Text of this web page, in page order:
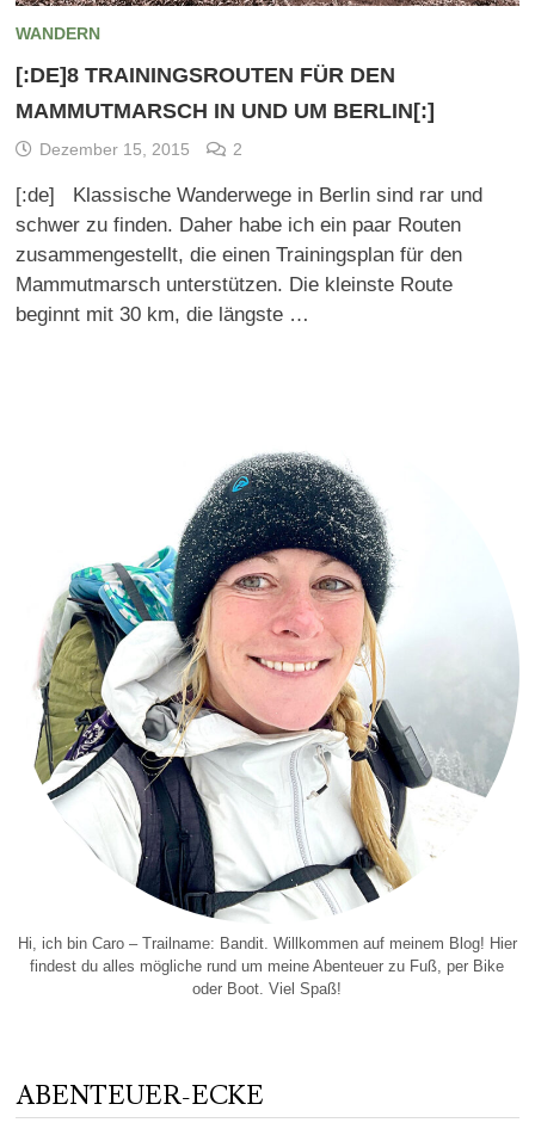
WANDERN
[:DE]8 TRAININGSROUTEN FÜR DEN
MAMMUTMARSCH IN UND UM BERLIN[:]
Dezember 15, 2015 2
[:de] Klassische Wanderwege in Berlin sind rar und
schwer zu finden. Daher habe ich ein paar Routen
zusammengestellt, die einen Trainingsplan für den
Mammutmarsch unterstützen. Die kleinste Route
beginnt mit 30 km, die längste …
Hi, ich bin Caro – Trailname: Bandit. Willkommen auf meinem Blog! Hier
findest du alles mögliche rund um meine Abenteuer zu Fuß, per Bike
oder Boot. Viel Spaß!
ABENTEUER-ECKE